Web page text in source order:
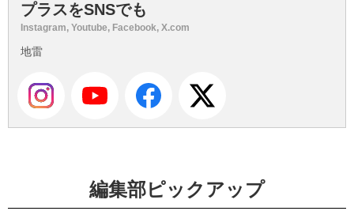
プラスをSNSでも
Instagram, Youtube, Facebook, X.com
地雷
編集部ピックアップ